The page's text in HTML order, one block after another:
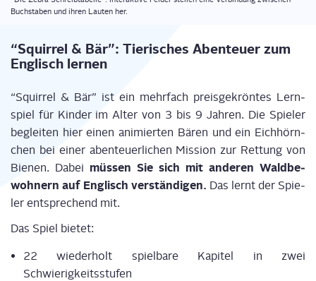
Buch­sta­ben und ihren Lau­ten her.
“Squir­rel & Bär”: Tie­ri­sches Aben­teu­er zum
Eng­lisch lernen
“Squir­rel & Bär” ist ein mehr­fach preis­ge­krön­tes Lern­
spiel für Kin­der im Alter von 3 bis 9 Jah­ren. Die Spie­ler
beglei­ten hier einen ani­mier­ten Bären und ein Eich­hörn­
chen bei einer aben­teu­er­li­chen Mis­si­on zur Ret­tung von
Bie­nen. Dabei müs­sen Sie sich mit ande­ren Wald­be­
woh­nern auf Eng­lisch ver­stän­di­gen. Das lernt der Spie­
ler ent­spre­chend mit.
Das Spiel bietet:
22 wie­der­holt spiel­ba­re Kapi­tel in zwei
Schwierigkeitsstufen